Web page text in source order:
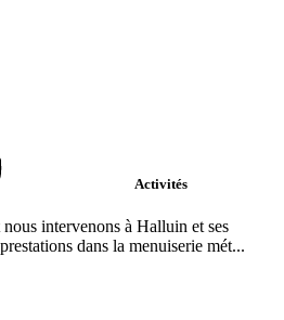
Activités
intervenons à Halluin et ses
dans la menuiserie mét...